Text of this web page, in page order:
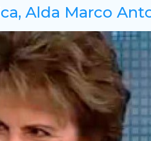
Alda Marco